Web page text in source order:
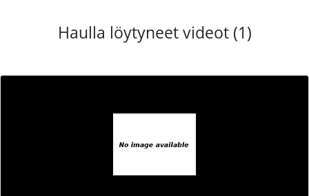
Haulla löytyneet videot (1)